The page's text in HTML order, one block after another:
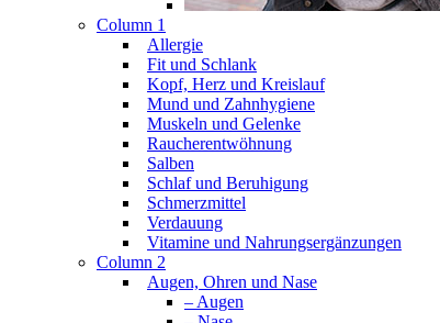
Column 1
Allergie
Fit und Schlank
Kopf, Herz und Kreislauf
Mund und Zahnhygiene
Muskeln und Gelenke
Raucherentwöhnung
Salben
Schlaf und Beruhigung
Schmerzmittel
Verdauung
Vitamine und Nahrungsergänzungen
Column 2
Augen, Ohren und Nase
– Augen